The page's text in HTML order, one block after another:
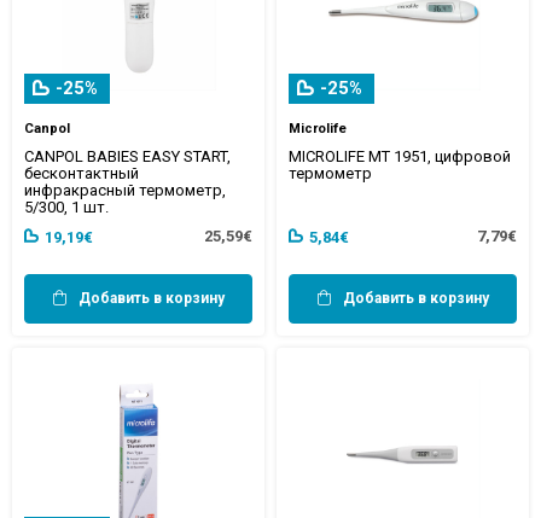
-25%
Canpol
CANPOL BABIES EASY START,
бесконтактный
инфракрасный термометр,
5/300, 1 шт.
19,19€
25,59€
Добавить в корзину
-25%
Microlife
MICROLIFE MT 1951, цифровой
термометр
5,84€ 7,79€
Добавить в корзину